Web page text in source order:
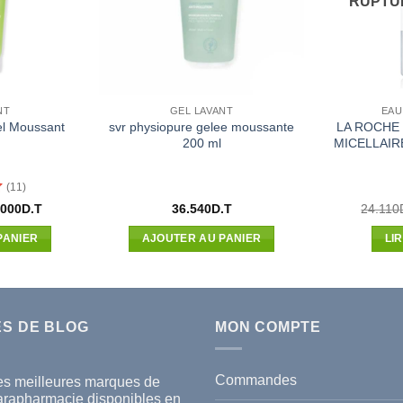
Moussant
(11)
:
D.TLe
GEL LAVANT
svr physiopure gelee moussante
200 ml
36.540D.T
AJOUTER AU PANIER
LA
24.110
DE BLOG
meilleures marques de
disponibles en
MON COMPTE
Commandes